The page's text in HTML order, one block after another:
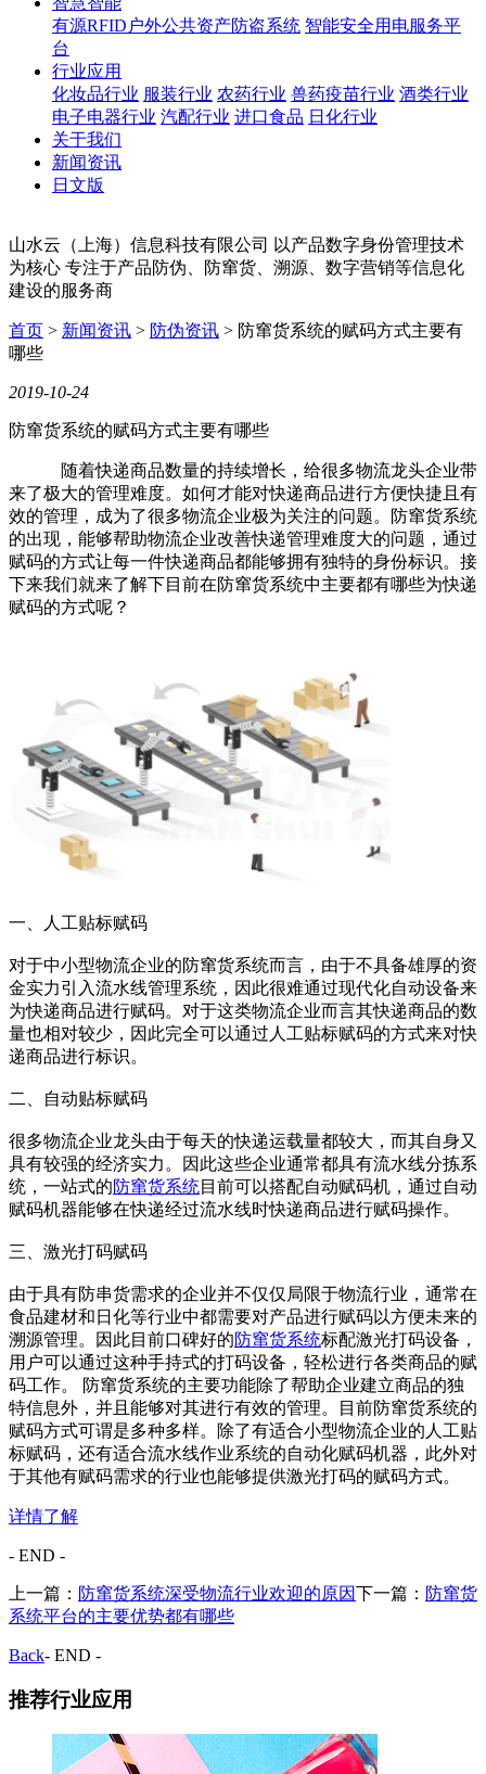
有源RFID户外公共资产防盗系统 智能安全用电服务平
台
行业应用
化妆品行业 服装行业 农药行业 兽药疫苗行业 酒类行业
电子电器行业 汽配行业 进口食品 日化行业
关于我们
新闻资讯
日文版
山水云（上海）信息科技有限公司
以产品数字身份管理技术
为核心 专注于产品防伪、防窜货、溯源、数字营销等信息化
建设的服务商
首页 > 新闻资讯 > 防伪资讯 > 防窜货系统的赋码方式主要有
哪些
2019-10-24
防窜货系统的赋码方式主要有哪些
随着快递商品数量的持续增长，给很多物流龙头企业带
来了极大的管理难度。如何才能对快递商品进行方便快捷且有
效的管理，成为了很多物流企业极为关注的问题。防窜货系统
的出现，能够帮助物流企业改善快递管理难度大的问题，通过
赋码的方式让每一件快递商品都能够拥有独特的身份标识。接
下来我们就来了解下目前在防窜货系统中主要都有哪些为快递
赋码的方式呢？
一、人工贴标赋码
对于中小型物流企业的防窜货系统而言，由于不具备雄厚的资
金实力引入流水线管理系统，因此很难通过现代化自动设备来
为快递商品进行赋码。对于这类物流企业而言其快递商品的数
量也相对较少，因此完全可以通过人工贴标赋码的方式来对快
递商品进行标识。
二、自动贴标赋码
很多物流企业龙头由于每天的快递运载量都较大，而其自身又
具有较强的经济实力。因此这些企业通常都具有流水线分拣系
统，一站式的防窜货系统目前可以搭配自动赋码机，通过自动
赋码机器能够在快递经过流水线时快递商品进行赋码操作。
三、激光打码赋码
由于具有防串货需求的企业并不仅仅局限于物流行业，通常在
食品建材和日化等行业中都需要对产品进行赋码以方便未来的
溯源管理。因此目前口碑好的防窜货系统标配激光打码设备，
用户可以通过这种手持式的打码设备，轻松进行各类商品的赋
码工作。 防窜货系统的主要功能除了帮助企业建立商品的独
特信息外，并且能够对其进行有效的管理。目前防窜货系统的
赋码方式可谓是多种多样。除了有适合小型物流企业的人工贴
标赋码，还有适合流水线作业系统的自动化赋码机器，此外对
于其他有赋码需求的行业也能够提供激光打码的赋码方式。
详情了解
- END -
上一篇： 防窜货系统深受物流行业欢迎的原因下一篇： 防窜货
系统平台的主要优势都有哪些
Back- END -
推荐行业应用